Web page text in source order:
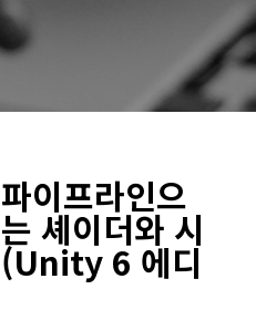
이프라인으
셰이더와 시
6 에디